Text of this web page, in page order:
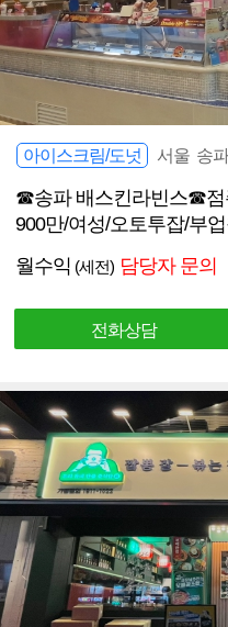
아이스크림/도넛 서울 송
☎송파 배스킨라빈스☎점
900만/여성/오토투잡/부
월수익 (세전) 담당자 문의
전화상담